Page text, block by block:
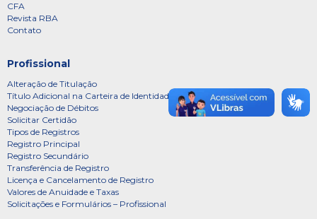
CFA
Revista RBA
Contato
Profissional
Alteração de Titulação
Título Adicional na Carteira de Identidade Profissional
Negociação de Débitos
Solicitar Certidão
Tipos de Registros
Registro Principal
Registro Secundário
Transferência de Registro
Licença e Cancelamento de Registro
Valores de Anuidade e Taxas
Solicitações e Formulários – Profissional